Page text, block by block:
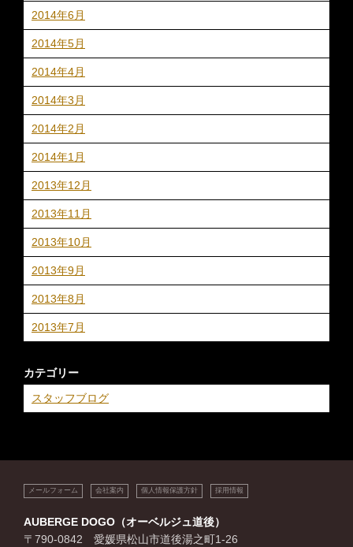
2014年6月
2014年5月
2014年4月
2014年3月
2014年2月
2014年1月
2013年12月
2013年11月
2013年10月
2013年9月
2013年8月
2013年7月
カテゴリー
スタッフブログ
メールフォーム 会社案内 個人情報保護方針 採用情報
AUBERGE DOGO（オーベルジュ道後）
〒790-0842 愛媛県松山市道後湯之町1-26